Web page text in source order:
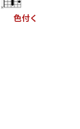
色付く